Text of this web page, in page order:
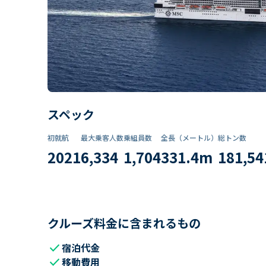
スペック
初就航
2021
最大乗客人数
6,334
乗組員数​
1,704
全長（メートル）
331.4m
総トン数​
クルーズ料金に含まれるもの
check宿泊代金
check移動費用